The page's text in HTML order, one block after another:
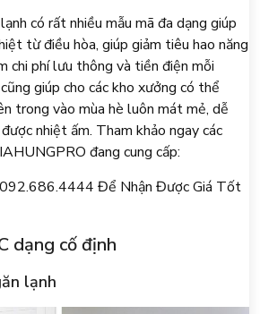
có rất nhiều mẫu mã đa dạng giúp
từ điều hòa, giúp giảm tiêu hao năng
chi phí lưu thông và tiền điện mỗi
giúp cho các kho xưởng có thể
trong vào mùa hè luôn mát mẻ, dễ
nhiệt ấm. Tham khảo ngay các
đang cung cấp:
Để Nhận Được Giá Tốt
dạng cố định
lạnh